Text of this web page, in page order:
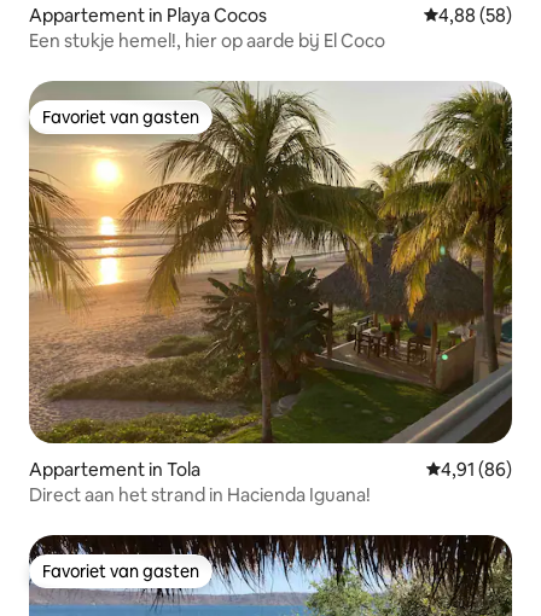
Appartement in Playa Cocos Gemiddelde
4,88 (58)
Een stukje hemel!, hier op aarde bij El Coco
Favoriet van gasten
Favoriet van gasten
Appartement in Tola Gemiddelde
4,91 (86)
Direct aan het strand in Hacienda Iguana!
Favoriet van gasten
Favoriet van gasten